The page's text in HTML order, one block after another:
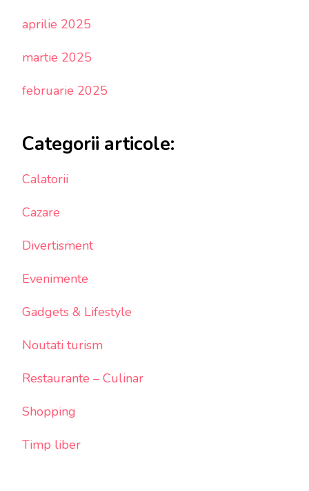
aprilie 2025
martie 2025
februarie 2025
Categorii articole:
Calatorii
Cazare
Divertisment
Evenimente
Gadgets & Lifestyle
Noutati turism
Restaurante – Culinar
Shopping
Timp liber